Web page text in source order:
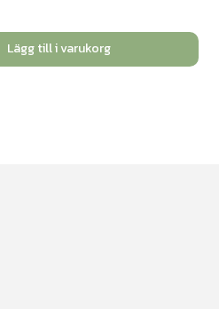
Lägg till i varukorg